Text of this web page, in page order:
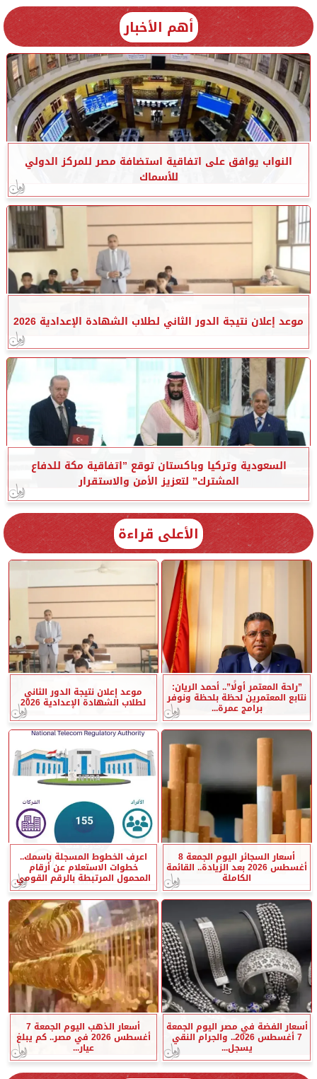
أهم الأخبار
النواب يوافق على اتفاقية استضافة مصر للمركز الدولي
للأسماك
موعد إعلان نتيجة الدور الثاني لطلاب الشهادة الإعدادية 2026
السعودية وتركيا وباكستان توقع ”اتفاقية مكة للدفاع
المشترك” لتعزيز الأمن والاستقرار
الأعلى قراءة
”راحة المعتمر أولًا”.. أحمد الريان:
نتابع المعتمرين لحظة بلحظة ونوفر
برامج عمرة...
موعد إعلان نتيجة الدور الثاني
لطلاب الشهادة الإعدادية 2026
أسعار السجائر اليوم الجمعة 8
أغسطس 2026 بعد الزيادة.. القائمة
الكاملة
اعرف الخطوط المسجلة باسمك..
خطوات الاستعلام عن أرقام
المحمول المرتبطة بالرقم القومي
أسعار الفضة في مصر اليوم الجمعة
7 أغسطس 2026.. والجرام النقي
يسجل...
أسعار الذهب اليوم الجمعة 7
أغسطس 2026 في مصر.. كم يبلغ
عيار...